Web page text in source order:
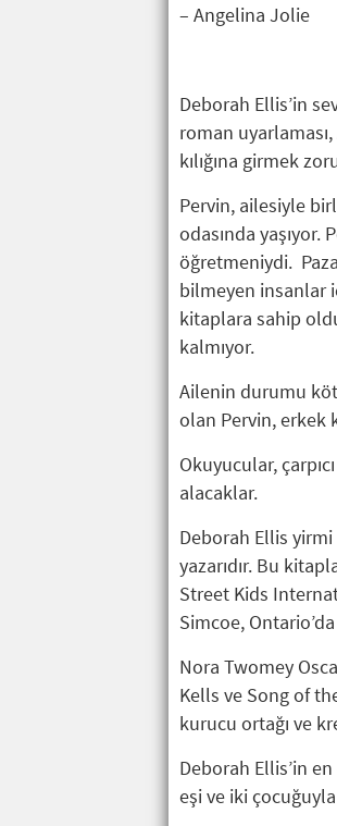
– Angelina Jolie
Deborah Ellis’in
roman
kılığına girmek
Pervin, ailesiyle
odasında yaşıyor.
öğretmeniydi.
bilmeyen insanlar
kitaplara sahip
kalmıyor.
Ailenin durumu
olan Pervin, erkek
Okuyucular,
alacaklar.
Deborah Ellis
yazarıdır. Bu
Street Kids
Simcoe,
Nora Twomey
Kells ve Song of
kurucu ortağı ve
Deborah Ellis’in
eşi ve iki